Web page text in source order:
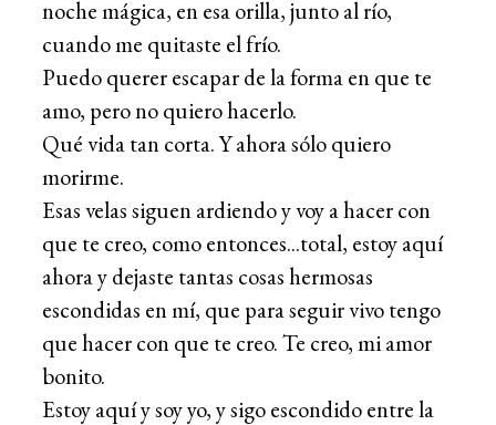
noche mágica, en esa orilla, junto al río,
cuando me quitaste el frío.
Puedo querer escapar de la forma en que te
amo, pero no quiero hacerlo.
Qué vida tan corta. Y ahora sólo quiero
morirme.
Esas velas siguen ardiendo y voy a hacer con
que te creo, como entonces...total, estoy aquí
ahora y dejaste tantas cosas hermosas
escondidas en mí, que para seguir vivo tengo
que hacer con que te creo. Te creo, mi amor
bonito.
Estoy aquí y soy yo, y sigo escondido entre la